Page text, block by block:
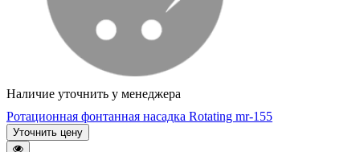
Наличие уточнить у менеджера
Ротационная фонтанная насадка Rotating mr-155
Уточнить цену